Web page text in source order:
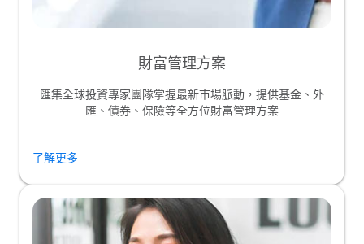
財富管理方案
匯集全球投資專家團隊掌握最新市場脈動，提供基金、外
匯、債券、保險等全方位財富管理方案
了解更多